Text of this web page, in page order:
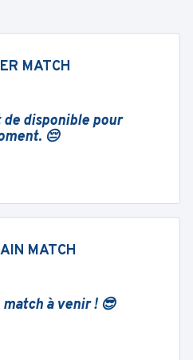
MATCH
disponible pour
😔
MATCH
match à venir ! 😎